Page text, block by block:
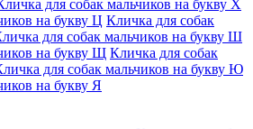
для собак мальчиков на букву Х
на букву Ц Кличка для собак
для собак мальчиков на букву Ш
на букву Щ Кличка для собак
для собак мальчиков на букву Ю
на букву Я